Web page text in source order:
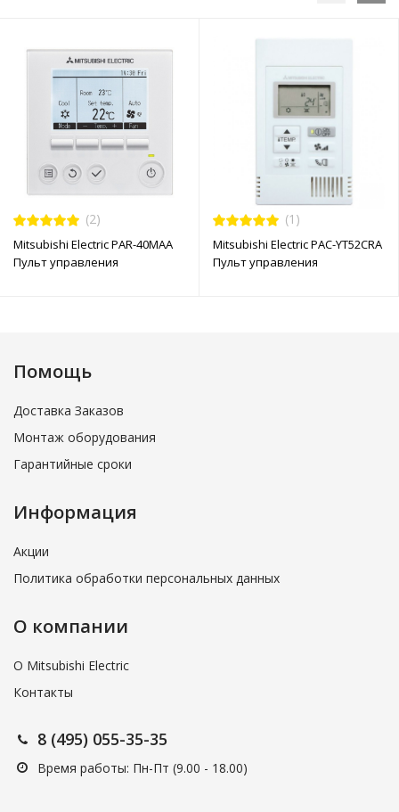
(2)
Mitsubishi Electric PAR-40MAA
Пульт управления
(1)
Mitsubishi Electric PAC-YT52CRA
Пульт управления
Помощь
Доставка Заказов
Монтаж оборудования
Гарантийные сроки
Информация
Акции
Политика обработки персональных данных
О компании
О Mitsubishi Electric
Контакты
8 (495) 055-35-35
Время работы: Пн-Пт (9.00 - 18.00)